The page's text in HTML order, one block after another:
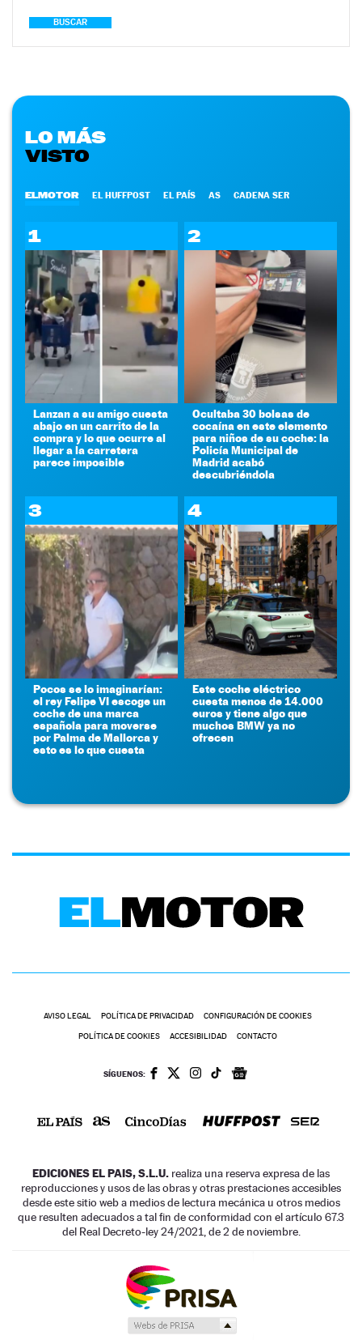
BUSCAR
LO MÁS
VISTO
ELMOTOR EL HUFFPOST EL PAÍS AS CADENA SER
1
Lanzan a su amigo cuesta
abajo en un carrito de la
compra y lo que ocurre al
llegar a la carretera
parece imposible
2
Ocultaba 30 bolsas de
cocaína en este elemento
para niños de su coche: la
Policía Municipal de
Madrid acabó
descubriéndola
3
Pocos se lo imaginarían:
el rey Felipe VI escoge un
coche de una marca
española para moverse
por Palma de Mallorca y
esto es lo que cuesta
4
Este coche eléctrico
cuesta menos de 14.000
euros y tiene algo que
muchos BMW ya no
ofrecen
AVISO LEGAL POLÍTICA DE PRIVACIDAD CONFIGURACIÓN DE COOKIES
POLÍTICA DE COOKIES ACCESIBILIDAD CONTACTO
SÍGUENOS:
EDICIONES EL PAIS, S.L.U. realiza una reserva expresa de las
reproducciones y usos de las obras y otras prestaciones accesibles
desde este sitio web a medios de lectura mecánica u otros medios
que resulten adecuados a tal fin de conformidad con el artículo 67.3
del Real Decreto-ley 24/2021, de 2 de noviembre.